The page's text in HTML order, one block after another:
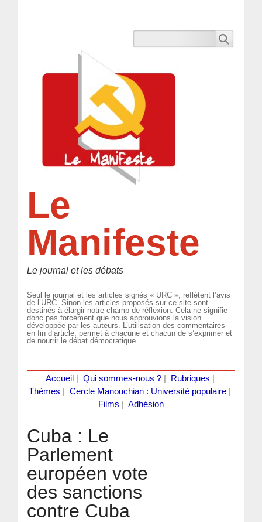
Le
Manifeste
Le journal et les débats
Seul le journal et les articles signés « URC », reflètent l’avis
de l’URC. Sinon les articles proposés sur ce site sont
destinés à élargir notre champ de réflexion. Cela ne signifie
donc pas forcément que nous approuvions la vision
développée par les auteurs. L’utilisation des commentaires
en fin d’article, permet à chacune et chacun de s’exprimer et
de nourrir le débat démocratique.
Accueil Qui sommes-nous ?| Rubriques
Thèmes
Cercle Manouchian : Université populaire
Films
Adhésion
Cuba : Le
Parlement
européen vote
des sanctions
contre Cuba